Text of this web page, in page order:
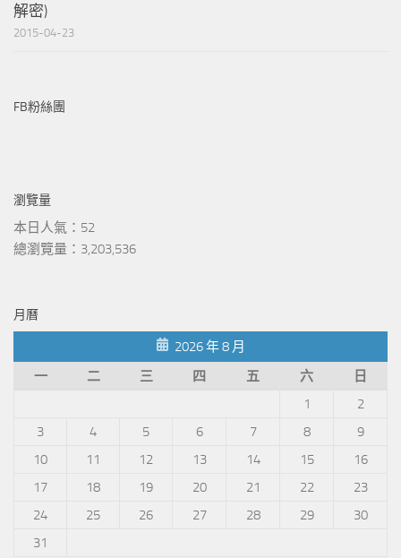
解密)
2015-04-23
FB粉絲團
瀏覽量
本日人氣：52
總瀏覽量：3,203,536
月曆
2026 年 8 月
一
二 三 四 五 六
日
1
2
3
4 5 6 7 8
9
10
11 12 13 14 15
16
17
18 19 20 21 22
23
24
25 26 27 28 29
30
31